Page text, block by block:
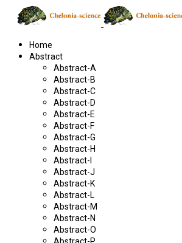
Home
Abstract
Abstract-A
Abstract-B
Abstract-C
Abstract-D
Abstract-E
Abstract-F
Abstract-G
Abstract-H
Abstract-I
Abstract-J
Abstract-K
Abstract-L
Abstract-M
Abstract-N
Abstract-O